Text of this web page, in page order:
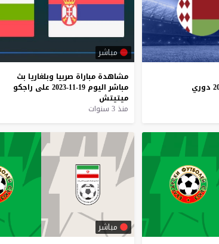
دوري
مباشر
مشاهدة مباراة صربيا وبلغاريا بث
مباشر اليوم 19-11-2023 على راجكو
ميتيتش
منذ 3 سنوات
مباشر